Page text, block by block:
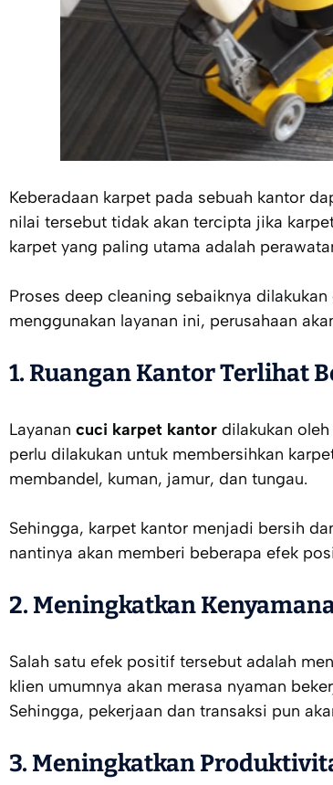
Keberadaan karpet pada sebuah kantor
nilai tersebut tidak akan tercipta jika
karpet yang paling utama adalah
Proses deep cleaning sebaiknya
menggunakan layanan ini, perusahaan
1. Ruangan Kantor Terlihat
Layanan cuci karpet kantor dilakukan
perlu dilakukan untuk membersihkan
membandel, kuman, jamur, dan tungau.
Sehingga, karpet kantor menjadi bersih
nantinya akan memberi beberapa efek
2. Meningkatkan
Salah satu efek positif tersebut adalah
klien umumnya akan merasa nyaman
Sehingga, pekerjaan dan transaksi pun
3. Meningkatkan